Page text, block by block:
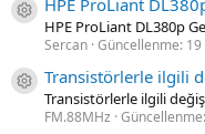
Kaynak ikon/amblem
HPE ProLiant
HPE ProLiant DL380p
Sercan Güncellenme: 19
Kaynak ikon/amblem
Transistörlerle ilgili
Transistörlerle ilgili
FM.88MHz Güncellenme: